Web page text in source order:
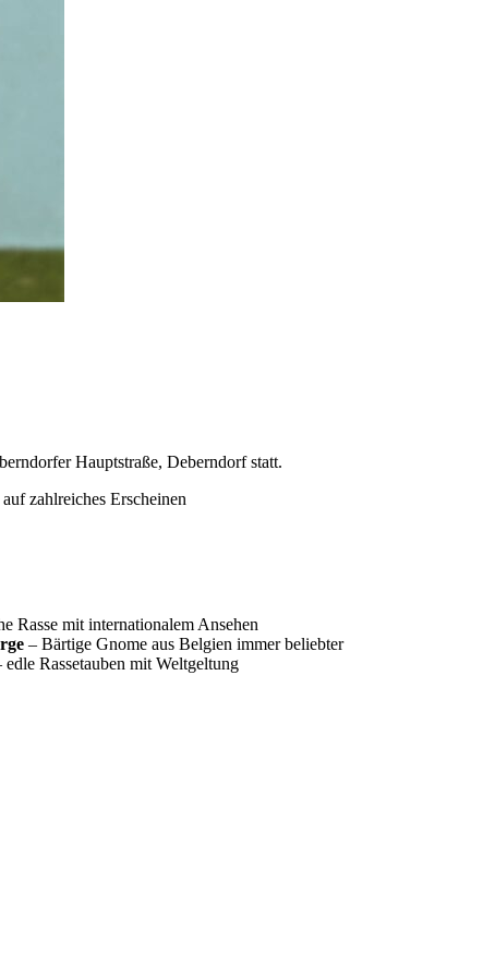
Hauptstraße, Deberndorf statt.
zahlreiches Erscheinen
Rasse mit internationalem Ansehen
– Bärtige Gnome aus Belgien immer beliebter
edle Rassetauben mit Weltgeltung